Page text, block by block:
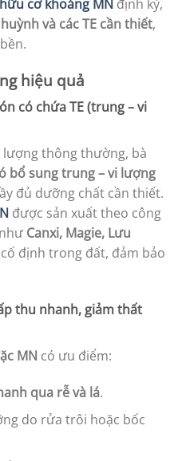
cơ khoáng MN định kỳ,
và các TE cần thiết,
hiệu quả
có chứa TE (trung – vi
lượng thông thường, bà
bổ sung trung – vi lượng
đủ dưỡng chất cần thiết.
được sản xuất theo công
Canxi, Magie, Lưu
định trong đất, đảm bảo
thu nhanh, giảm thất
MN có ưu điểm:
qua rễ và lá.
do rửa trôi hoặc bốc